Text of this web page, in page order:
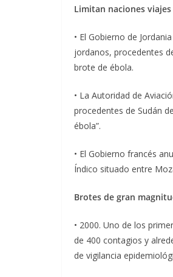
Limitan naciones
• El Gobierno de
jordanos, procedentes
brote de ébola.
• La Autoridad de
procedentes de Sudán
ébola”.
• El Gobierno francés
Índico situado entre
Brotes de gran
• 2000. Uno de los
de 400 contagios y
de vigilancia